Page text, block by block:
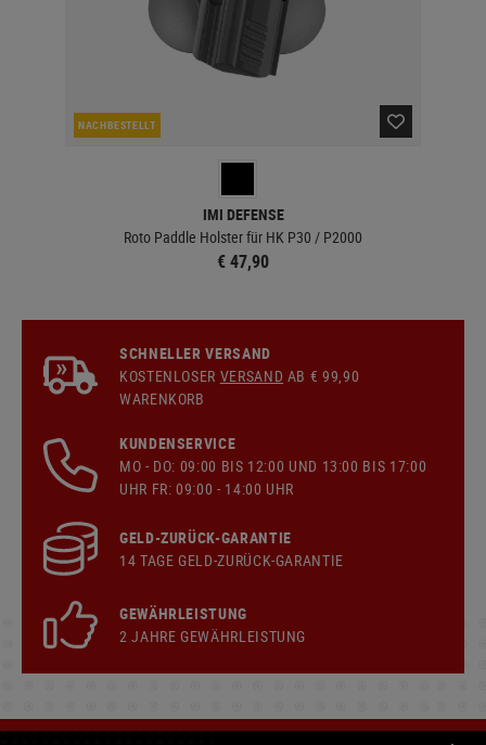
NACHBESTELLT
IMI DEFENSE
Roto Paddle Holster für HK P30 / P2000
€ 47,90
SCHNELLER VERSAND
KOSTENLOSER VERSAND AB € 99,90
WARENKORB
KUNDENSERVICE
MO - DO: 09:00 BIS 12:00 UND 13:00 BIS 17:00
UHR FR: 09:00 - 14:00 UHR
GELD-ZURÜCK-GARANTIE
14 TAGE GELD-ZURÜCK-GARANTIE
GEWÄHRLEISTUNG
2 JAHRE GEWÄHRLEISTUNG